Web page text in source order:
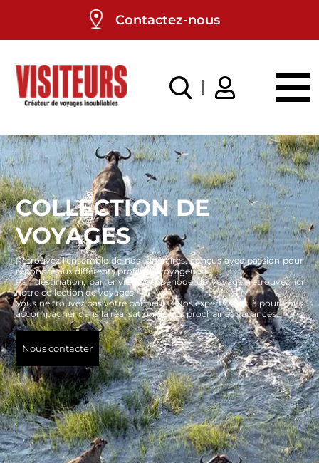
Contactez-nous
COLLECTION DE
VOYAGES
Retrouvez l'ensemble de nos itinéraires, conçus avec passion pour
répondre aux différents profils de voyageurs.
Par destination, par envie et/ou période de voyage, retrouvez ici
notre collection de voyages.
Vous ne trouvez pas votre bonheur ? Nos experts sont là pour vous
accompagner dans la réalisation de vos prochaines vacances.
Nous contacter
Panneau de gestion des cookies